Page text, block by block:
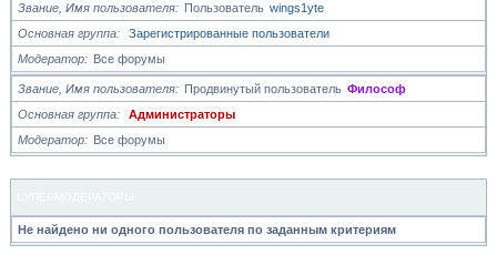
Звание, Имя пользователя Пользователь wings1yte
Основная группа
Зарегистрированные пользователи
Модератор
Все форумы
Звание, Имя пользователя Продвинутый пользователь Философ
Основная группа
Администраторы
Модератор
Все форумы
Не найдено ни одного пользователя по заданным критериям